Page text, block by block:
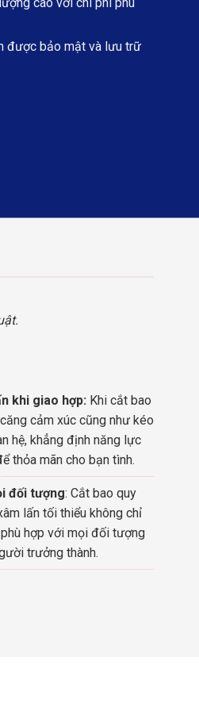
cao với chi phí phù
được bảo mật và lưu trữ
khi giao hợp: Khi cắt bao
cảm xúc cũng như kéo
hệ, khẳng định năng lực
thỏa mãn cho bạn tình.
đối tượng: Cắt bao quy
lấn tối thiểu không chỉ
hợp với mọi đối tượng
trưởng thành.